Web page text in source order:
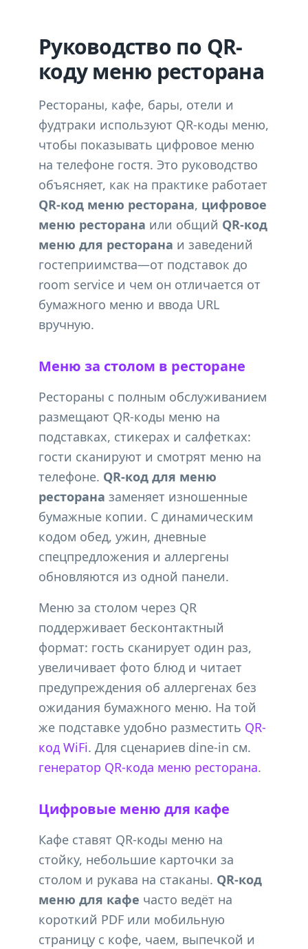
Руководство по QR-
коду меню ресторана
Рестораны, кафе, бары, отели и
фудтраки используют QR-коды меню,
чтобы показывать цифровое меню
на телефоне гостя. Это руководство
объясняет, как на практике работает
QR-код меню ресторана, цифровое
меню ресторана или общий QR-код
меню для ресторана и заведений
гостеприимства—от подставок до
room service и чем он отличается от
бумажного меню и ввода URL
вручную.
Меню за столом в ресторане
Рестораны с полным обслуживанием
размещают QR-коды меню на
подставках, стикерах и салфетках:
гости сканируют и смотрят меню на
телефоне. QR-код для меню
ресторана заменяет изношенные
бумажные копии. С динамическим
кодом обед, ужин, дневные
спецпредложения и аллергены
обновляются из одной панели.
Меню за столом через QR
поддерживает бесконтактный
формат: гость сканирует один раз,
увеличивает фото блюд и читает
предупреждения об аллергенах без
ожидания бумажного меню. На той
же подставке удобно разместить QR-
код WiFi. Для сценариев dine-in см.
генератор QR-кода меню ресторана.
Цифровые меню для кафе
Кафе ставят QR-коды меню на
стойку, небольшие карточки за
столом и рукава на стаканы. QR-код
меню для кафе часто ведёт на
короткий PDF или мобильную
страницу с кофе, чаем, выпечкой и